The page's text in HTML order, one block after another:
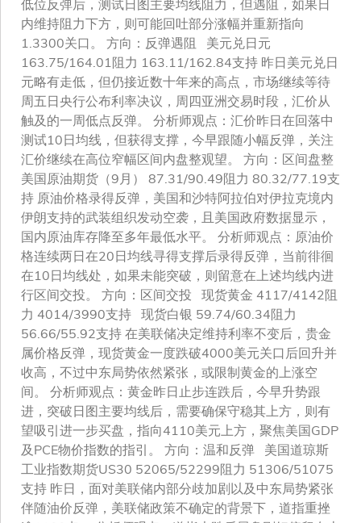
低位反弹后，测试日图主要均线阻力，但遇阻，如果日
内维持阻力下方，则可能回吐部分涨幅并重新指向
1.3300关口。 方向：反弹遇阻 美元兑日元
163.75/164.01阻力 163.11/162.84支持 昨日美元兑日
元略有走低，但仍接近数十年来的高点，市场继续等待
周五日央行公布利率决议，周四亚洲交易时段，汇价从
触及的一周低点反弹。 分析师观点：汇价昨日在回落中
测试10日均线，但获得支撑，今早跟随小幅反弹，关注
汇价继续在高位窄幅区间内盘整观望。 方向：区间盘整
美国原油期货（9月） 87.31/90.49阻力 80.32/77.19支
持 原油价格录得反弹，美国和沙特阿拉伯对伊拉克境内
伊朗支持的武装组织发动空袭，且美国政府数据显示，
国内原油库存降至多年最低水平。 分析师观点：原油价
格连续两日在20日均线寻得支撑后录得反弹，当前徘徊
在10日均线处，如果未能突破，则留意在上述均线内进
行区间交投。 方向：区间交投 现货黄金 4117/4142阻
力 4014/3990支持 现货白银 59.74/60.34阻力
56.66/55.92支持 在美联储决定维持利率不变后，贵金
属价格反弹，现货黄金一度跌破4000美元关口后回升并
收高，不过中东局势依然紧张，或限制黄金的上涨空
间。 分析师观点：黄金昨日止步连跌后，今早升势跟
进，突破日图主要均线后，需要确保守稳其上方，则有
望吸引进一步买盘，指向4110美元上方，聚焦美国GDP
及PCE物价指数的指引。 方向：温和反弹 美国道琼斯
工业指数期货US30 52065/52299阻力 51306/51075
支持 昨日，面对美联储内部分歧加剧以及中东局势紧张
伴随油价反弹，美联储政策不确定的背景下，道指重挫